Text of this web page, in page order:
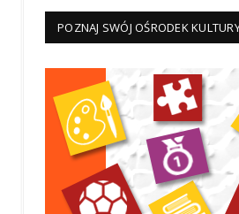
POZNAJ SWÓJ OŚRODEK